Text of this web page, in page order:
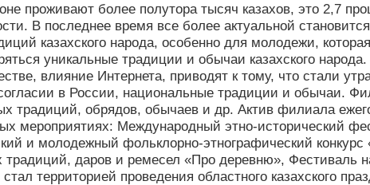
проживают более полутора тысяч казахов, это 2,7
В последнее время все более актуальной
казахского народа, особенно для молодежи,
уникальные традиции и обычаи казахского
влияние Интернета, приводят к тому, что стали
в России, национальные традиции и обычаи.
традиций, обрядов, обычаев и др. Актив филиала
мероприятиях: Международный этно-исторический
и молодежный фольклорно-этнографический
традиций, даров и ремесел «Про деревню», Фестиваль
территорией проведения областного казахского